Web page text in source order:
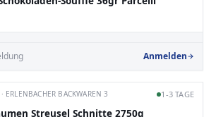
Anmelden
ERLENBACHER BACKWAREN 3 1-3 TAGE
Streusel Schnitte 2750g